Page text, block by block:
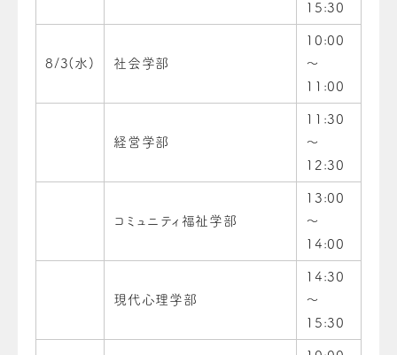
15:30
8/3(水) 社会学部
10:00
～
11:00
経営学部
11:30
～
12:30
コミュニティ福祉学部
13:00
～
14:00
現代心理学部
14:30
～
15:30